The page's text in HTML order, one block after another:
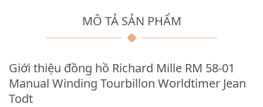
MÔ TẢ SẢN PHẨM
Giới thiệu đồng hồ Richard Mille RM 58-01
Manual Winding Tourbillon Worldtimer Jean
Todt